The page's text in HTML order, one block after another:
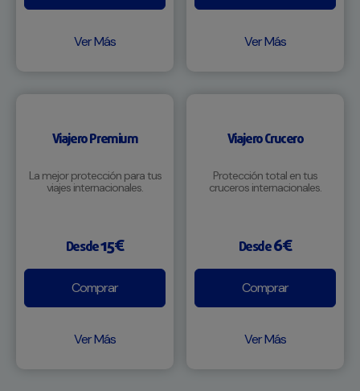
Ver Más Ver Más
Viajero Premium
La mejor protección para tus
viajes internacionales.
Desde15€
Comprar
Ver Más
Viajero Crucero
Protección total en tus
cruceros internacionales.
Desde6€
Comprar
Ver Más